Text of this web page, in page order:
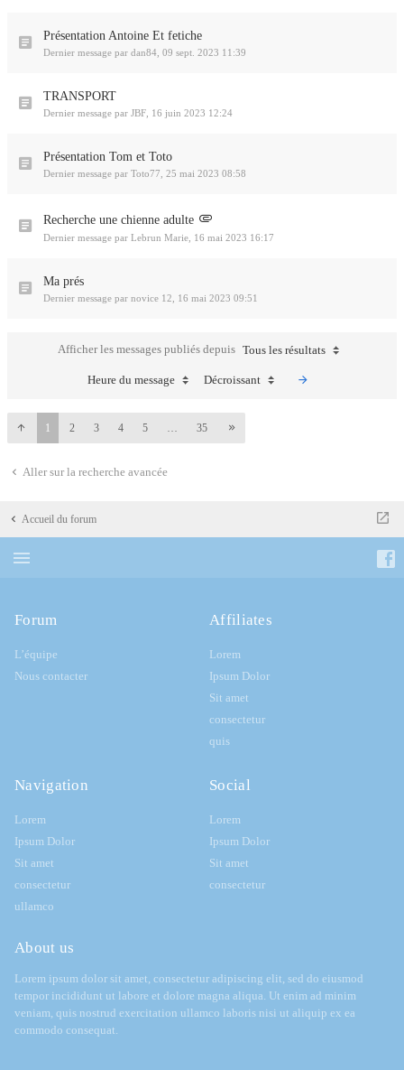
Présentation Antoine Et fetiche
Dernier message par dan84 09 sept. 2023 11:39
TRANSPORT
Dernier message par JBF 16 juin 2023 12:24
Présentation Tom et Toto
Dernier message par Toto77 25 mai 2023 08:58
Recherche une chienne adulte
Dernier message par Lebrun Marie 16 mai 2023 16:17
Ma prés
Dernier message par novice 12 16 mai 2023 09:51
Afficher les messages publiés depuis Tous les résultats
Heure du message Décroissant
1 2 3 4 5 … 35
Aller sur la recherche avancée
Accueil du forum
Forum
L’équipe
Nous contacter
Affiliates
Lorem
Ipsum Dolor
Sit amet
consectetur
quis
Navigation
Lorem
Ipsum Dolor
Sit amet
consectetur
ullamco
Social
Lorem
Ipsum Dolor
Sit amet
consectetur
About us
Lorem ipsum dolor sit amet, consectetur adipiscing elit, sed do eiusmod
tempor incididunt ut labore et dolore magna aliqua. Ut enim ad minim
veniam, quis nostrud exercitation ullamco laboris nisi ut aliquip ex ea
commodo consequat.